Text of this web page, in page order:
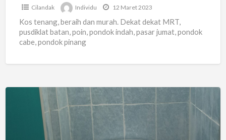
Cilandak Individu 12 Maret 2023
Kos tenang, beraih dan murah. Dekat dekat MRT,
pusdiklat batan, poin, pondok indah, pasar jumat, pondok
cabe, pondok pinang